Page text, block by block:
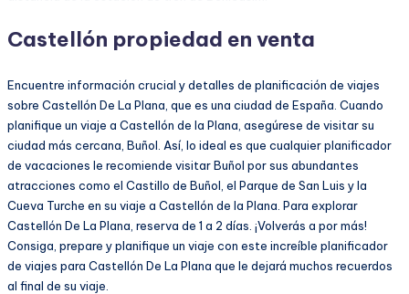
Castellón propiedad en venta
Encuentre información crucial y detalles de planificación de viajes
sobre Castellón De La Plana, que es una ciudad de España. Cuando
planifique un viaje a Castellón de la Plana, asegúrese de visitar su
ciudad más cercana, Buñol. Así, lo ideal es que cualquier planificador
de vacaciones le recomiende visitar Buñol por sus abundantes
atracciones como el Castillo de Buñol, el Parque de San Luis y la
Cueva Turche en su viaje a Castellón de la Plana. Para explorar
Castellón De La Plana, reserva de 1 a 2 días. ¡Volverás a por más!
Consiga, prepare y planifique un viaje con este increíble planificador
de viajes para Castellón De La Plana que le dejará muchos recuerdos
al final de su viaje.